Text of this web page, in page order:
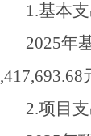
1.基本
2025年
,417,693.68
2.项目支